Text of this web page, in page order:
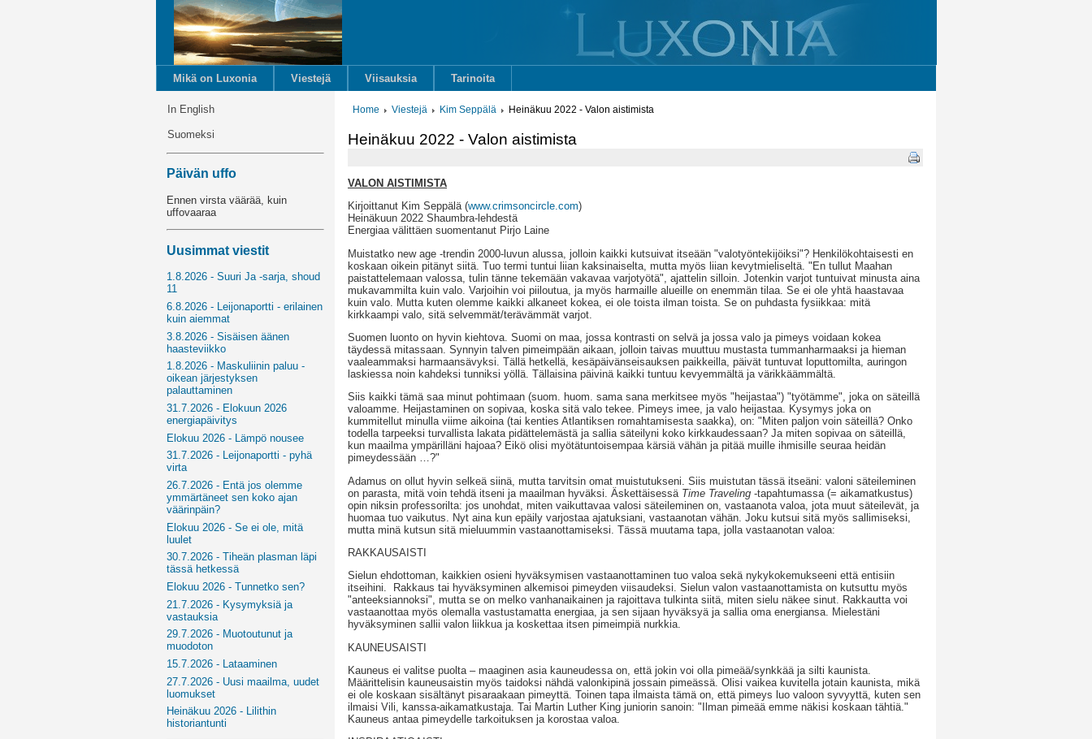
Mikä on Luxonia Viestejä Viisauksia Tarinoita
In English
Suomeksi
Päivän uffo
Ennen virsta väärää, kuin
uffovaaraa
Uusimmat viestit
1.8.2026 - Suuri Ja -sarja, shoud
11
6.8.2026 - Leijonaportti - erilainen
kuin aiemmat
3.8.2026 - Sisäisen äänen
haasteviikko
1.8.2026 - Maskuliinin paluu -
oikean järjestyksen
palauttaminen
31.7.2026 - Elokuun 2026
energiapäivitys
Elokuu 2026 - Lämpö nousee
31.7.2026 - Leijonaportti - pyhä
virta
26.7.2026 - Entä jos olemme
ymmärtäneet sen koko ajan
väärinpäin?
Elokuu 2026 - Se ei ole, mitä
luulet
30.7.2026 - Tiheän plasman läpi
tässä hetkessä
Elokuu 2026 - Tunnetko sen?
21.7.2026 - Kysymyksiä ja
vastauksia
29.7.2026 - Muotoutunut ja
muodoton
15.7.2026 - Lataaminen
27.7.2026 - Uusi maailma, uudet
luomukset
Heinäkuu 2026 - Lilithin
historiantunti
Home Viestejä Kim Seppälä Heinäkuu 2022 - Valon aistimista
Heinäkuu 2022 - Valon aistimista
VALON AISTIMISTA
Kirjoittanut Kim Seppälä (www.crimsoncircle.com)
Heinäkuun 2022 Shaumbra-lehdestä
Energiaa välittäen suomentanut Pirjo Laine
Muistatko new age -trendin 2000-luvun alussa, jolloin kaikki kutsuivat itseään "valotyöntekijöiksi"? Henkilökohtaisesti en
koskaan oikein pitänyt siitä. Tuo termi tuntui liian kaksinaiselta, mutta myös liian kevytmieliseltä. "En tullut Maahan
paistattelemaan valossa, tulin tänne tekemään vakavaa varjotyötä", ajattelin silloin. Jotenkin varjot tuntuivat minusta aina
mukavammilta kuin valo. Varjoihin voi piiloutua, ja myös harmaille alueille on enemmän tilaa. Se ei ole yhtä haastavaa
kuin valo. Mutta kuten olemme kaikki alkaneet kokea, ei ole toista ilman toista. Se on puhdasta fysiikkaa: mitä
kirkkaampi valo, sitä selvemmät/terävämmät varjot.
Suomen luonto on hyvin kiehtova. Suomi on maa, jossa kontrasti on selvä ja jossa valo ja pimeys voidaan kokea
täydessä mitassaan. Synnyin talven pimeimpään aikaan, jolloin taivas muuttuu mustasta tummanharmaaksi ja hieman
vaaleammaksi harmaansävyksi. Tällä hetkellä, kesäpäivänseisauksen paikkeilla, päivät tuntuvat loputtomilta, auringon
laskiessa noin kahdeksi tunniksi yöllä. Tällaisina päivinä kaikki tuntuu kevyemmältä ja värikkäämmältä.
Siis kaikki tämä saa minut pohtimaan (suom. huom. sama sana merkitsee myös "heijastaa") "työtämme", joka on säteillä
valoamme. Heijastaminen on sopivaa, koska sitä valo tekee. Pimeys imee, ja valo heijastaa. Kysymys joka on
kummitellut minulla viime aikoina (tai kenties Atlantiksen romahtamisesta saakka), on: "Miten paljon voin säteillä? Onko
todella tarpeeksi turvallista lakata pidättelemästä ja sallia säteilyni koko kirkkaudessaan? Ja miten sopivaa on säteillä,
kun maailma ympärilläni hajoaa? Eikö olisi myötätuntoisempaa kärsiä vähän ja pitää muille ihmisille seuraa heidän
pimeydessään …?"
Adamus on ollut hyvin selkeä siinä, mutta tarvitsin omat muistutukseni. Siis muistutan tässä itseäni: valoni säteileminen
on parasta, mitä voin tehdä itseni ja maailman hyväksi. Äskettäisessä Time Traveling -tapahtumassa (= aikamatkustus)
opin niksin professorilta: jos unohdat, miten vaikuttavaa valosi säteileminen on, vastaanota valoa, jota muut säteilevät, ja
huomaa tuo vaikutus. Nyt aina kun epäily varjostaa ajatuksiani, vastaanotan vähän. Joku kutsui sitä myös sallimiseksi,
mutta minä kutsun sitä mieluummin vastaanottamiseksi. Tässä muutama tapa, jolla vastaanotan valoa:
RAKKAUSAISTI
Sielun ehdottoman, kaikkien osieni hyväksymisen vastaanottaminen tuo valoa sekä nykykokemukseeni että entisiin
itseihini. Rakkaus tai hyväksyminen alkemisoi pimeyden viisaudeksi. Sielun valon vastaanottamista on kutsuttu myös
"anteeksiannoksi", mutta se on melko vanhanaikainen ja rajoittava tulkinta siitä, miten sielu näkee sinut. Rakkautta voi
vastaanottaa myös olemalla vastustamatta energiaa, ja sen sijaan hyväksyä ja sallia oma energiansa. Mielestäni
hyväksyminen sallii valon liikkua ja koskettaa itsen pimeimpiä nurkkia.
KAUNEUSAISTI
Kauneus ei valitse puolta – maaginen asia kauneudessa on, että jokin voi olla pimeää/synkkää ja silti kaunista.
Määrittelisin kauneusaistin myös taidoksi nähdä valonkipinä jossain pimeässä. Olisi vaikea kuvitella jotain kaunista, mikä
ei ole koskaan sisältänyt pisaraakaan pimeyttä. Toinen tapa ilmaista tämä on, että pimeys luo valoon syvyyttä, kuten sen
ilmaisi Vili, kanssa-aikamatkustaja. Tai Martin Luther King juniorin sanoin: "Ilman pimeää emme näkisi koskaan tähtiä."
Kauneus antaa pimeydelle tarkoituksen ja korostaa valoa.